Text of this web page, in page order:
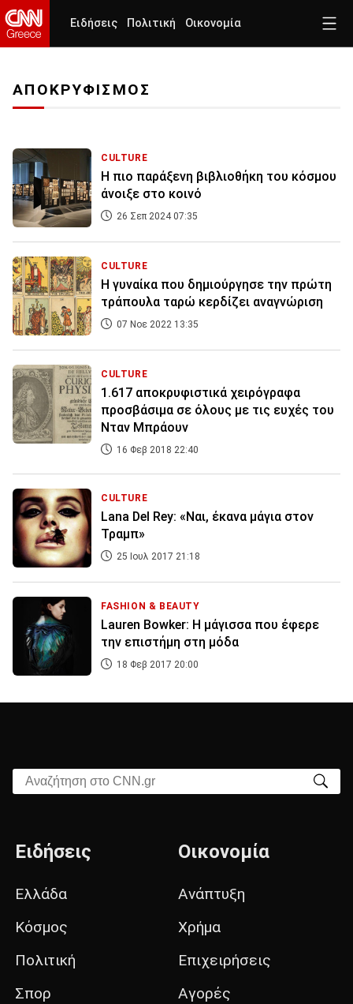
Ειδήσεις Πολιτική Οικονομία
ΑΠΟΚΡΥΦΙΣΜΟΣ
CULTURE
Η πιο παράξενη βιβλιοθήκη του κόσμου
άνοιξε στο κοινό
26 Σεπ 2024 07:35
CULTURE
Η γυναίκα που δημιούργησε την πρώτη
τράπουλα ταρώ κερδίζει αναγνώριση
07 Νοε 2022 13:35
CULTURE
1.617 αποκρυφιστικά χειρόγραφα
προσβάσιμα σε όλους με τις ευχές του
Νταν Μπράουν
16 Φεβ 2018 22:40
CULTURE
Lana Del Rey: «Ναι, έκανα μάγια στον
Τραμπ»
25 Ιουλ 2017 21:18
FASHION & BEAUTY
Lauren Bowker: Η μάγισσα που έφερε
την επιστήμη στη μόδα
18 Φεβ 2017 20:00
Αναζήτηση στο CNN.gr
Ειδήσεις
Ελλάδα
Κόσμος
Πολιτική
Σπορ
Οικονομία
Ανάπτυξη
Χρήμα
Επιχειρήσεις
Αγορές